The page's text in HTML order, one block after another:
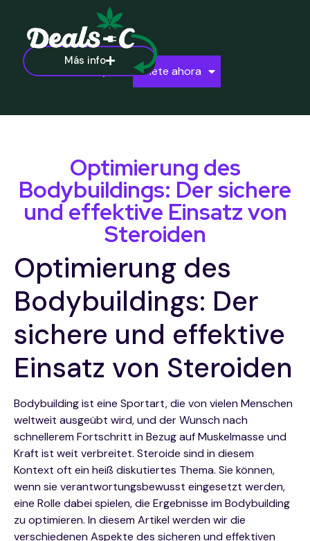
Más info
Únete ahora
Optimierung des
Bodybuildings: Der sichere
und effektive Einsatz von
Steroiden
Optimierung des
Bodybuildings: Der
sichere und effektive
Einsatz von Steroiden
Bodybuilding ist eine Sportart, die von vielen Menschen
weltweit ausgeübt wird, und der Wunsch nach
schnellerem Fortschritt in Bezug auf Muskelmasse und
Kraft ist weit verbreitet. Steroide sind in diesem
Kontext oft ein heiß diskutiertes Thema. Sie können,
wenn sie verantwortungsbewusst eingesetzt werden,
eine Rolle dabei spielen, die Ergebnisse im Bodybuilding
zu optimieren. In diesem Artikel werden wir die
verschiedenen Aspekte des sicheren und effektiven